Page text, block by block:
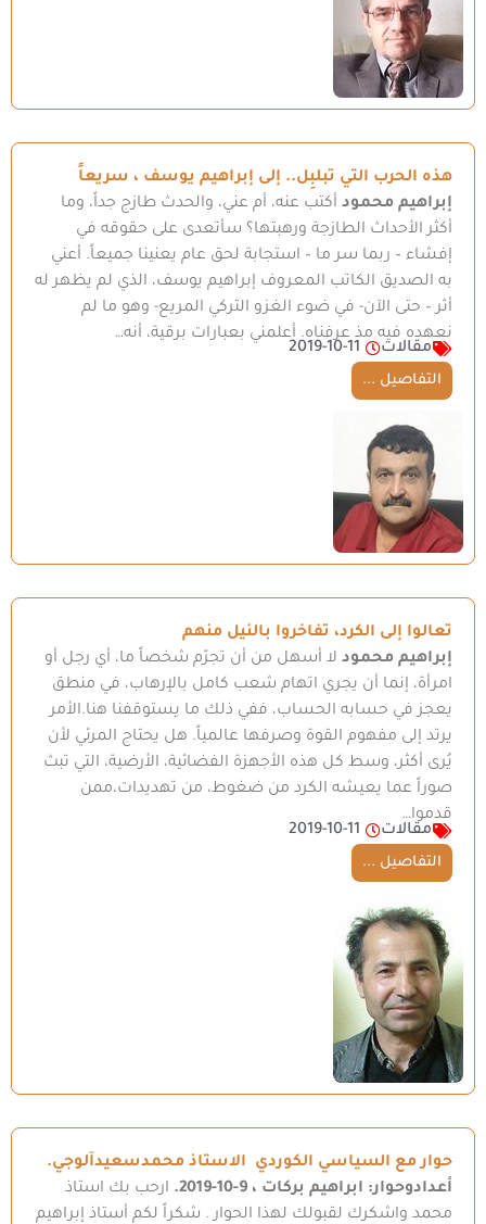
هذه الحرب التي تبلبِل.. إلى إبراهيم يوسف ، سريعاً
إبراهيم محمود أكتب عنه، أم عني، والحدث طازج جداً، وما
أكثر الأحداث الطازجة ورهبتها؟ سأتعدى على حقوقه في
إفشاء – ربما سر ما – استجابة لحق عام يعنينا جميعاً. أعني
به الصديق الكاتب المعروف إبراهيم يوسف، الذي لم يظهر له
أثر – حتى الآن- في ضوء الغزو التركي المريع- وهو ما لم
نعهده فيه مذ عرفناه. أعلمني بعبارات برقية، أنه…
مقالات
2019-10-11
التفاصيل ...
تعالوا إلى الكرد، تفاخروا بالنيل منهم
إبراهيم محمود لا أسهل من أن تجرّم شخصاً ما، أي رجل أو
امرأة، إنما أن يجري اتهام شعب كامل بالإرهاب، في منطق
يعجز في حسابه الحساب، ففي ذلك ما يستوقفنا هنا.الأمر
يرتد إلى مفهوم القوة وصرفها عالمياً. هل يحتاج المرئي لأن
يُرى أكثر، وسط كل هذه الأجهزة الفضائية، الأرضية، التي تبث
صوراً عما يعيشه الكرد من ضغوط، من تهديدات،ممن
قدموا…
مقالات
2019-10-11
التفاصيل ...
حوار مع السياسي الكوردي الاستاذ محمدسعيدآلوجي.
أعدادوحوار: ابراهيم بركات ، 9-10-2019.
ارحب بك استاذ
محمد واشكرك لقبولك لهذا الحوار . شكراً لكم أستاذ إبراهيم